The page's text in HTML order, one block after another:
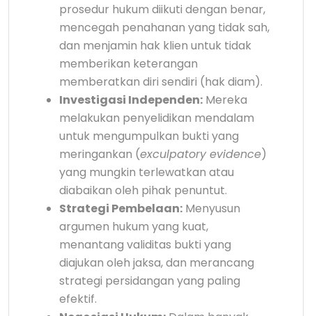
prosedur hukum diikuti dengan benar,
mencegah penahanan yang tidak sah,
dan menjamin hak klien untuk tidak
memberikan keterangan
memberatkan diri sendiri (hak diam).
Investigasi Independen: Mereka
melakukan penyelidikan mendalam
untuk mengumpulkan bukti yang
meringankan (exculpatory evidence)
yang mungkin terlewatkan atau
diabaikan oleh pihak penuntut.
Strategi Pembelaan: Menyusun
argumen hukum yang kuat,
menantang validitas bukti yang
diajukan oleh jaksa, dan merancang
strategi persidangan yang paling
efektif.